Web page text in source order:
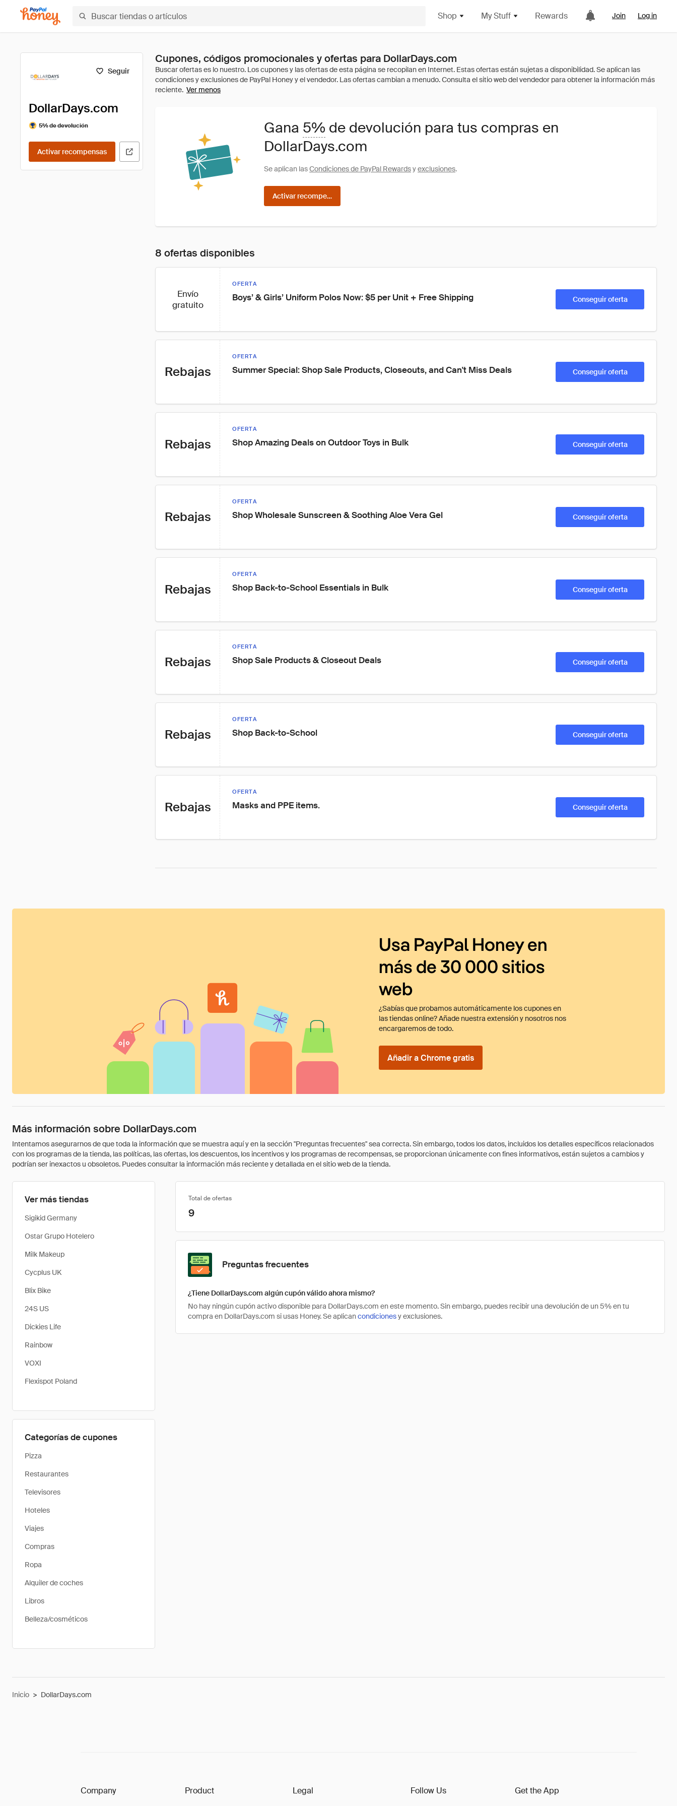
Shop My Stuff Rewards Join Log in
Seguir
DollarDays.com
5% de devolución
Activar recompensas
Cupones, códigos promocionales y ofertas para DollarDays.com
Ver menos
Gana 5% de devolución para tus compras en
DollarDays.com
Se aplican lasCondiciones de PayPal Rewardsyexclusiones.
Activar recompensas
8 ofertas disponibles
Envío
gratuito
OFERTA
Boys’ & Girls’ Uniform Polos Now: $5 per Unit + Free Shipping Conseguir oferta
Rebajas
OFERTA
Summer Special: Shop Sale Products, Closeouts, and Can't Miss Deals Conseguir oferta
Rebajas
OFERTA
Shop Amazing Deals on Outdoor Toys in Bulk Conseguir oferta
Rebajas
OFERTA
Shop Wholesale Sunscreen & Soothing Aloe Vera Gel Conseguir oferta
Rebajas
OFERTA
Shop Back-to-School Essentials in Bulk Conseguir oferta
Rebajas
OFERTA
Shop Sale Products & Closeout Deals Conseguir oferta
Rebajas
OFERTA
Shop Back-to-School Conseguir oferta
Rebajas
OFERTA
Masks and PPE items. Conseguir oferta
Usa PayPal Honey en
más de 30 000 sitios
web
¿Sabías que probamos automáticamente los cupones en
las tiendas online? Añade nuestra extensión y nosotros nos
encargaremos de todo.
Añadir a Chrome gratis
Más información sobre DollarDays.com
Intentamos asegurarnos de que toda la información que se muestra aquí y en la sección "Preguntas frecuentes" sea correcta. Sin embargo, todos los datos, incluidos los detalles específicos relacionados
con los programas de la tienda, las políticas, las ofertas, los descuentos, los incentivos y los programas de recompensas, se proporcionan únicamente con fines informativos, están sujetos a cambios y
podrían ser inexactos u obsoletos. Puedes consultar la información más reciente y detallada en el sitio web de la tienda.
Ver más tiendas
Sigikid Germany
Ostar Grupo Hotelero
Milk Makeup
Cycplus UK
Blix Bike
24S US
Dickies Life
Rainbow
VOXI
Flexispot Poland
Categorías de cupones
Pizza
Restaurantes
Televisores
Hoteles
Viajes
Compras
Ropa
Alquiler de coches
Libros
Belleza/cosméticos
Total de ofertas
9
Preguntas frecuentes
¿Tiene DollarDays.com algún cupón válido ahora mismo?
No hay ningún cupón activo disponible para DollarDays.com en este momento. Sin embargo, puedes recibir una devolución de un 5% en tu
compra en DollarDays.com si usas Honey. Se aplicancondicionesy exclusiones.
Inicio > DollarDays.com
Company Product Legal Follow Us Get the App